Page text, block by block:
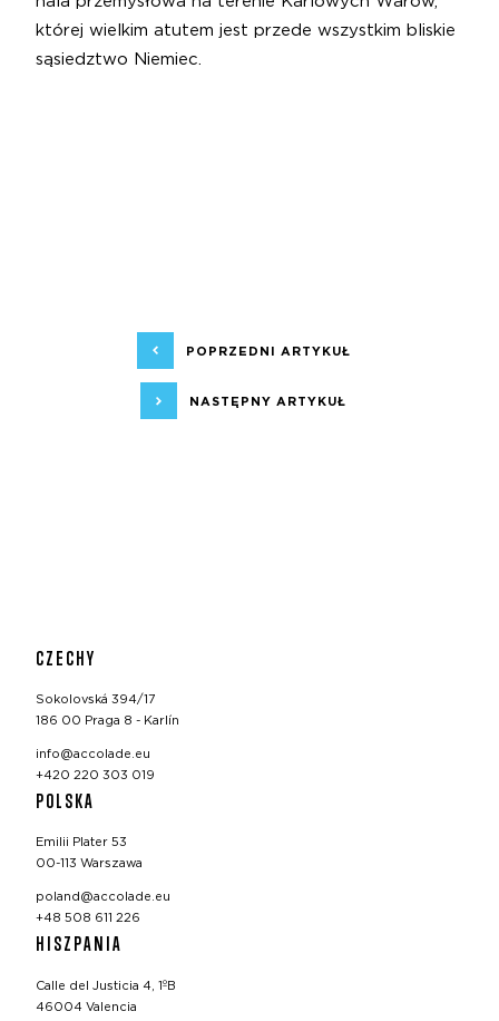
której wielkim atutem jest przede wszystkim bliskie
sąsiedztwo Niemiec.
POPRZEDNI ARTYKUŁ
NASTĘPNY ARTYKUŁ
CZECHY
Sokolovská 394/17
186 00 Praga 8 - Karlín
info@accolade.eu
+420 220 303 019
POLSKA
Emilii Plater 53
00-113 Warszawa
poland@accolade.eu
+48 508 611 226
HISZPANIA
Calle del Justicia 4, 1ºB
46004 Valencia